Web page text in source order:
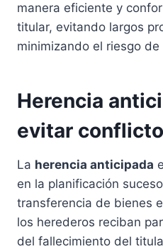
manera eficiente y
titular, evitando largos
minimizando el riesgo
Herencia
evitar
La herencia anticipada
en la planificación
transferencia de bienes
los herederos reciban
del fallecimiento del